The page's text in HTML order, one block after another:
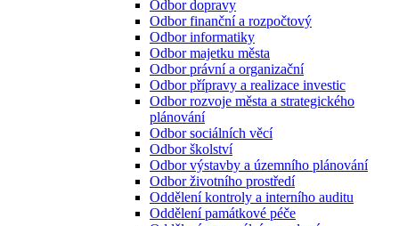
Odbor dopravy
Odbor finanční a rozpočtový
Odbor informatiky
Odbor majetku města
Odbor právní a organizační
Odbor přípravy a realizace investic
Odbor rozvoje města a strategického
plánování
Odbor sociálních věcí
Odbor školství
Odbor výstavby a územního plánování
Odbor životního prostředí
Oddělení kontroly a interního auditu
Oddělení památkové péče